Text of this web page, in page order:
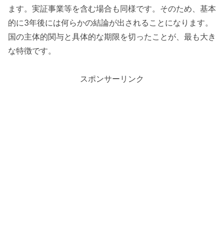
ます。実証事業等を含む場合も同様です。そのため、基本
的に3年後には何らかの結論が出されることになります。
国の主体的関与と具体的な期限を切ったことが、最も大き
な特徴です。
スポンサーリンク